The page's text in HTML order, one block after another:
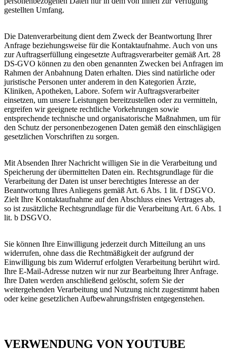
gestellten Umfang.
Die Datenverarbeitung dient dem Zweck der Beantwortung Ihrer
Anfrage beziehungsweise für die Kontaktaufnahme. Auch von uns
zur Auftragserfüllung eingesetzte Auftragsverarbeiter gemäß Art. 28
DS-GVO können zu den oben genannten Zwecken bei Anfragen im
Rahmen der Anbahnung Daten erhalten. Dies sind natürliche oder
juristische Personen unter anderem in den Kategorien Ärzte,
Kliniken, Apotheken, Labore. Sofern wir Auftragsverarbeiter
einsetzen, um unsere Leistungen bereitzustellen oder zu vermitteln,
ergreifen wir geeignete rechtliche Vorkehrungen sowie
entsprechende technische und organisatorische Maßnahmen, um für
den Schutz der personenbezogenen Daten gemäß den einschlägigen
gesetzlichen Vorschriften zu sorgen.
Mit Absenden Ihrer Nachricht willigen Sie in die Verarbeitung und
Speicherung der übermittelten Daten ein. Rechtsgrundlage für die
Verarbeitung der Daten ist unser berechtigtes Interesse an der
Beantwortung Ihres Anliegens gemäß Art. 6 Abs. 1 lit. f DSGVO.
Zielt Ihre Kontaktaufnahme auf den Abschluss eines Vertrages ab,
so ist zusätzliche Rechtsgrundlage für die Verarbeitung Art. 6 Abs. 1
lit. b DSGVO.
Sie können Ihre Einwilligung jederzeit durch Mitteilung an uns
widerrufen, ohne dass die Rechtmäßigkeit der aufgrund der
Einwilligung bis zum Widerruf erfolgten Verarbeitung berührt wird.
Ihre E-Mail-Adresse nutzen wir nur zur Bearbeitung Ihrer Anfrage.
Ihre Daten werden anschließend gelöscht, sofern Sie der
weitergehenden Verarbeitung und Nutzung nicht zugestimmt haben
oder keine gesetzlichen Aufbewahrungsfristen entgegenstehen.
VERWENDUNG VON YOUTUBE